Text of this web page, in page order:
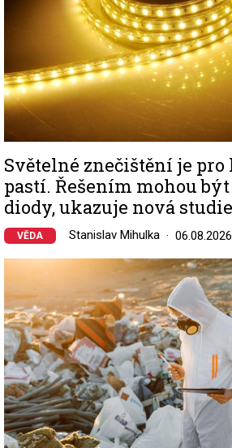
Světelné znečištění je
pastí. Řešením mohou
diody, ukazuje nová studie
VĚDA Stanislav Mihulka 06.08.2026
Image